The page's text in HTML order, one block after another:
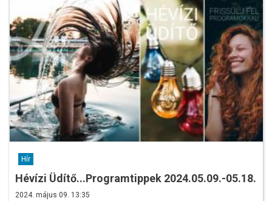
Hír
Hévízi Üdítő...Programtippek 2024.05.09.-05.18.
2024. május 09. 13:35